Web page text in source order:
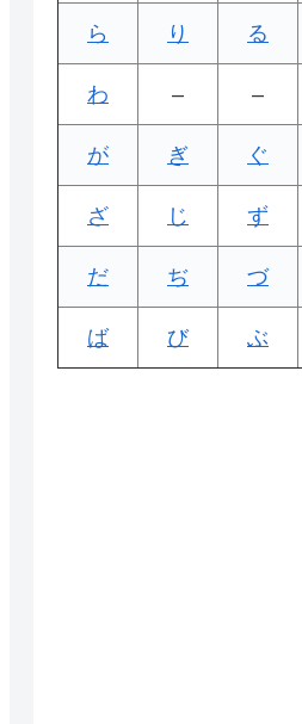
ら り る
わ – –
が ぎ ぐ
ざ じ ず
だ ぢ づ
ば び ぶ